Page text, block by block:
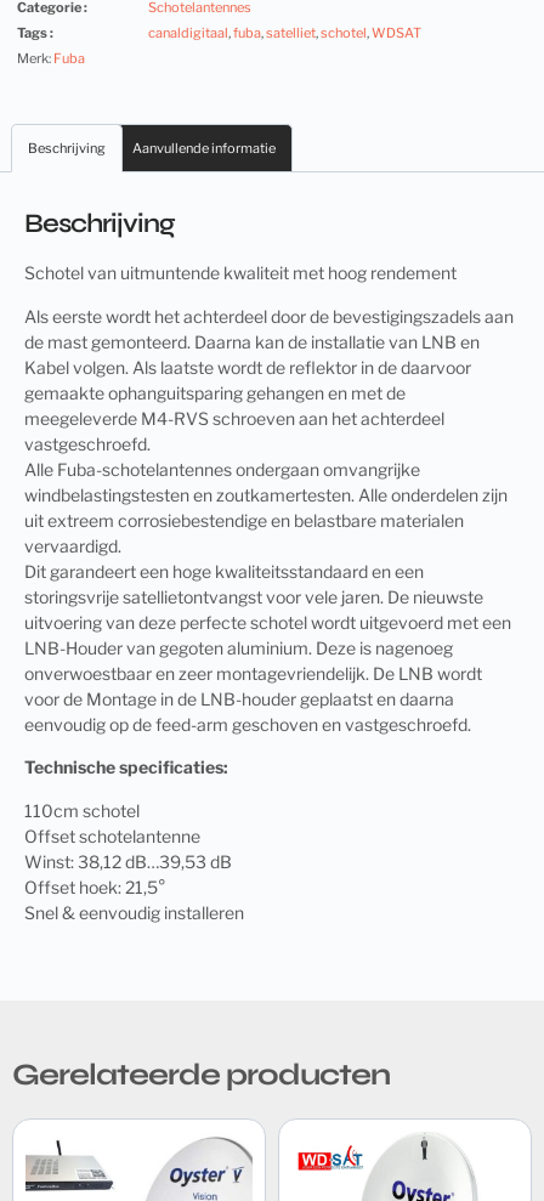
Categorie :
Schotelantennes
Tags :
canaldigitaal,fuba,satelliet,schotel,WDSAT
Merk: Fuba
Beschrijving Aanvullende informatie
Beschrijving
Schotel van uitmuntende kwaliteit met hoog rendement
Als eerste wordt het achterdeel door de bevestigingszadels aan
de mast gemonteerd. Daarna kan de installatie van LNB en
Kabel volgen. Als laatste wordt de reflektor in de daarvoor
gemaakte ophanguitsparing gehangen en met de
meegeleverde M4-RVS schroeven aan het achterdeel
vastgeschroefd.
Alle Fuba-schotelantennes ondergaan omvangrijke
windbelastingstesten en zoutkamertesten. Alle onderdelen zijn
uit extreem corrosiebestendige en belastbare materialen
vervaardigd.
Dit garandeert een hoge kwaliteitsstandaard en een
storingsvrije satellietontvangst voor vele jaren. De nieuwste
uitvoering van deze perfecte schotel wordt uitgevoerd met een
LNB-Houder van gegoten aluminium. Deze is nagenoeg
onverwoestbaar en zeer montagevriendelijk. De LNB wordt
voor de Montage in de LNB-houder geplaatst en daarna
eenvoudig op de feed-arm geschoven en vastgeschroefd.
Technische specificaties:
110cm schotel
Offset schotelantenne
Winst: 38,12 dB…39,53 dB
Offset hoek: 21,5°
Snel & eenvoudig installeren
Gerelateerde producten